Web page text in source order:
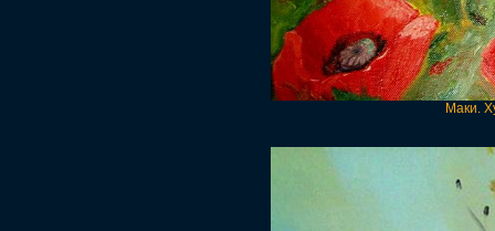
Маки.